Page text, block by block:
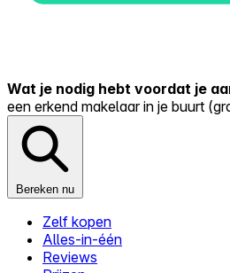
Wat je nodig hebt voordat je
een erkend makelaar in je buurt
Bereken nu
Zelf kopen
Alles-in-één
Reviews